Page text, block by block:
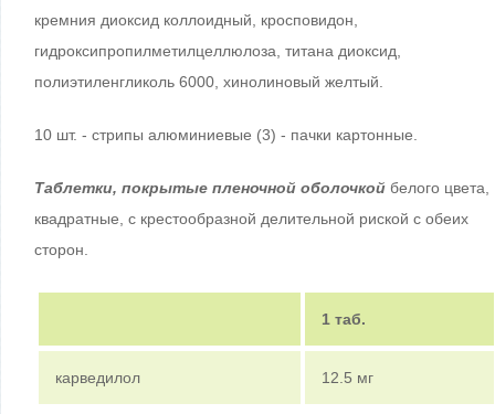
кремния диоксид коллоидный, кросповидон,
гидроксипропилметилцеллюлоза, титана диоксид,
полиэтиленгликоль 6000, хинолиновый желтый.
10 шт. - стрипы алюминиевые (3) - пачки картонные.
Таблетки, покрытые пленочной оболочкой белого цвета,
квадратные, с крестообразной делительной риской с обеих
сторон.
1 таб.
карведилол 12.5 мг